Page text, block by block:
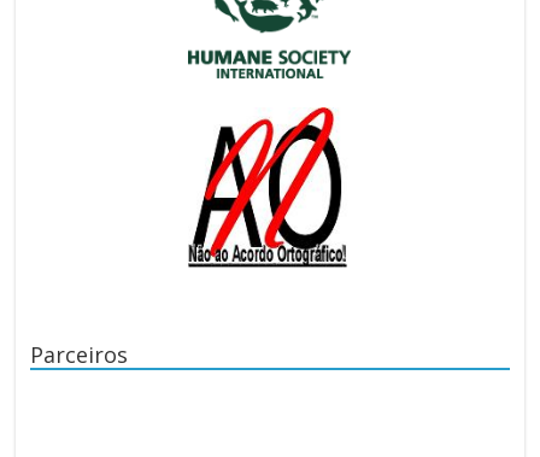
Parceiros